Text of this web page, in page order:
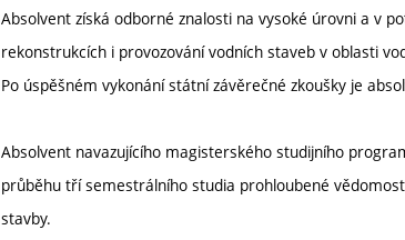
Absolvent získá odborné znalosti na vysoké úrovni a v
rekonstrukcích i provozování vodních staveb v oblasti
Po úspěšném vykonání státní závěrečné zkoušky je
Absolvent navazujícího magisterského studijního
průběhu tří semestrálního studia prohloubené
stavby.